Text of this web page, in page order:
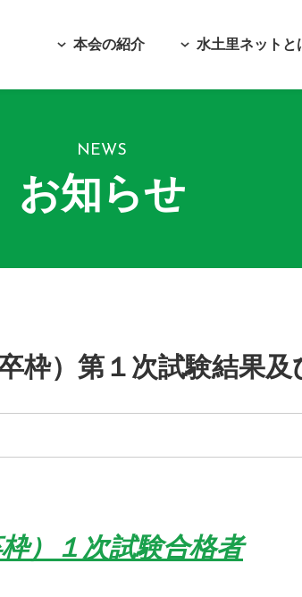
本会の紹介 水土里ネットと
NEWS
お知らせ
枠）第１次試験結果
）１次試験合格者